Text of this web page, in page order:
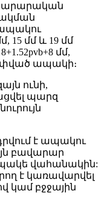
15 մմ և 19 մմ
մմ,
ապակի։
ունի,
պարզ
է ապակու
բավարար
վահանակին:
է կառավարվել
կամ բջջային